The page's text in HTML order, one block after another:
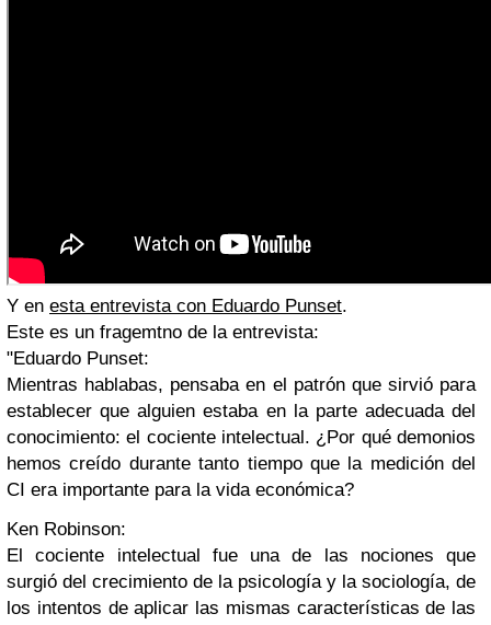
Y en esta entrevista con Eduardo Punset.
Este es un fragemtno de la entrevista:
"Eduardo Punset:
Mientras hablabas, pensaba en el patrón que sirvió para
establecer que alguien estaba en la parte adecuada del
conocimiento: el cociente intelectual. ¿Por qué demonios
hemos creído durante tanto tiempo que la medición del
CI era importante para la vida económica?
Ken Robinson:
El cociente intelectual fue una de las nociones que
surgió del crecimiento de la psicología y la sociología, de
los intentos de aplicar las mismas características de las